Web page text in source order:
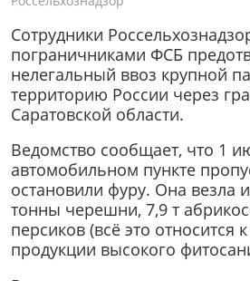
Сотрудники
пограничниками ФСБ
нелегальный ввоз крупной
территорию России через
Саратовской области.
Ведомство сообщает, что 1
автомобильном пункте
остановили фуру. Она везла
тонны черешни, 7,9 т
персиков (всё это относится
продукции высокого